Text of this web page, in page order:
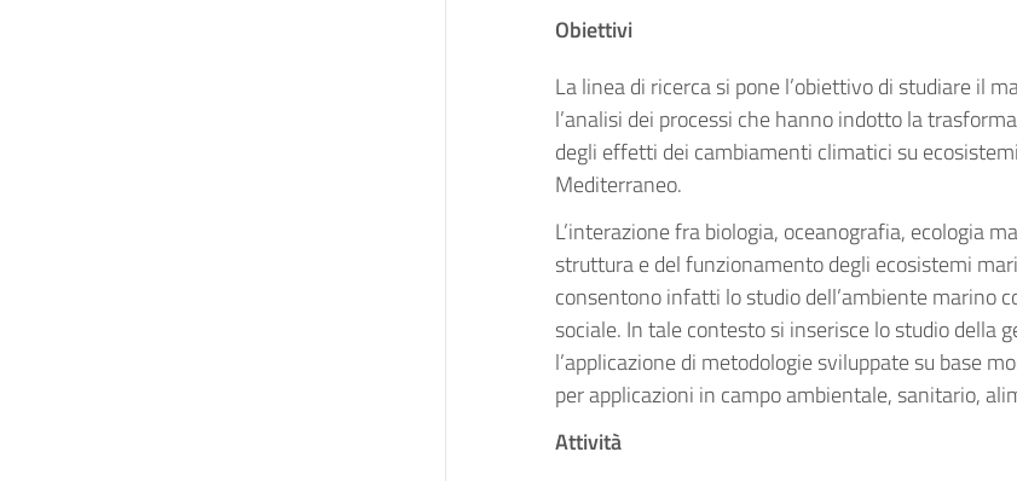
Obiettivi
La linea di ricerca si pone l’obiettivo di studiare il
l’analisi dei processi che hanno indotto la
degli effetti dei cambiamenti climatici su
Mediterraneo.
L’interazione fra biologia, oceanografia, ecologia
struttura e del funzionamento degli ecosistemi
consentono infatti lo studio dell’ambiente marino
sociale. In tale contesto si inserisce lo studio della
l’applicazione di metodologie sviluppate su base
per applicazioni in campo ambientale, sanitario,
Attività